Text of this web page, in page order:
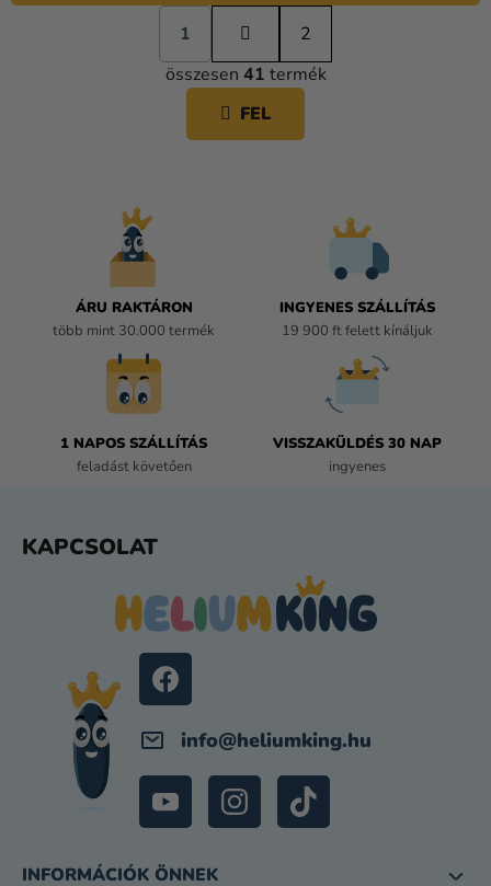
L
I
S
T
L
a
p
o
á
s
1
2
összesen 41 termék
FEL
ÁRU RAKTÁRON
több mint 30.000 termék
INGYENES SZÁLLÍTÁS
19 900 ft felett kínáljuk
1 NAPOS SZÁLLÍTÁS
feladást követően
VISSZAKÜLDÉS 30 NAP
ingyenes
KAPCSOLAT
info@heliumking.hu
INFORMÁCIÓK ÖNNEK